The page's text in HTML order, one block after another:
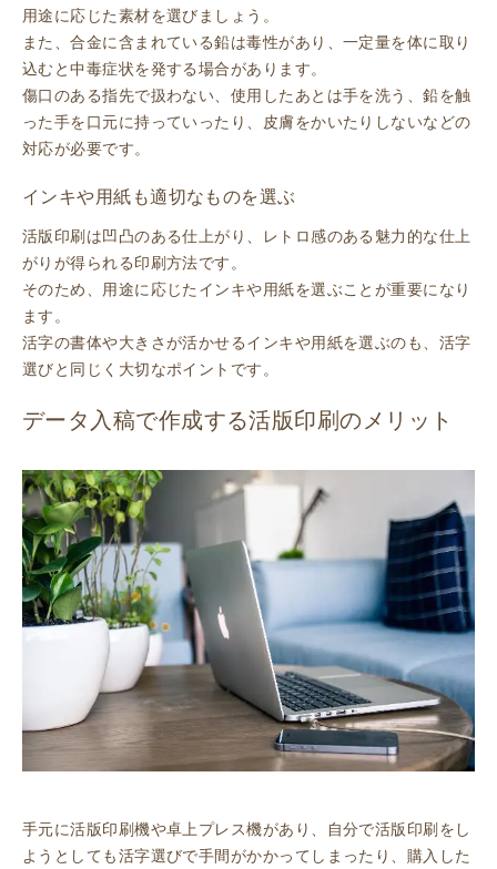
用途に応じた素材を選びましょう。
また、合金に含まれている鉛は毒性があり、一定量を体に取り
込むと中毒症状を発する場合があります。
傷口のある指先で扱わない、使用したあとは手を洗う、鉛を触
った手を口元に持っていったり、皮膚をかいたりしないなどの
対応が必要です。
インキや用紙も適切なものを選ぶ
活版印刷は凹凸のある仕上がり、レトロ感のある魅力的な仕上
がりが得られる印刷方法です。
そのため、用途に応じたインキや用紙を選ぶことが重要になり
ます。
活字の書体や大きさが活かせるインキや用紙を選ぶのも、活字
選びと同じく大切なポイントです。
データ入稿で作成する活版印刷のメリット
手元に活版印刷機や卓上プレス機があり、自分で活版印刷をし
ようとしても活字選びで手間がかかってしまったり、購入した